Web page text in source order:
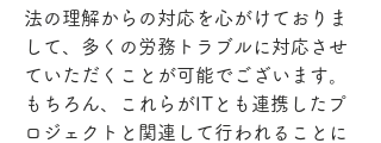
法の理解からの対応を心がけておりま
して、多くの労務トラブルに対応させ
ていただくことが可能でございます。
もちろん、これらがITとも連携したプ
ロジェクトと関連して行われることに